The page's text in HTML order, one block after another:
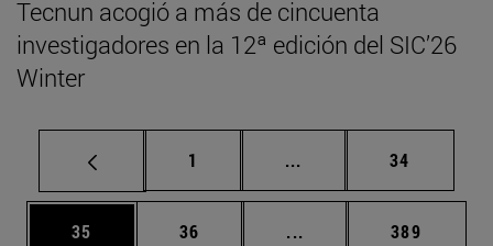
Tecnun acogió a más de cincuenta
investigadores en la 12ª edición del SIC’26
Winter
Página
1 ... Páginas intermedias
Página
34
Página
35 Página
36 ... Páginas intermedias
Página
389